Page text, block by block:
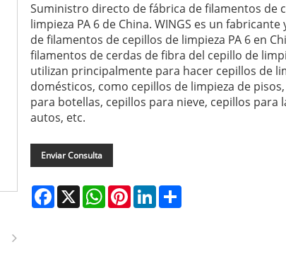
Suministro directo de fábrica de filamentos de
limpieza PA 6 de China. WINGS es un
de filamentos de cepillos de limpieza PA 6 en
filamentos de cerdas de fibra del cepillo de
utilizan principalmente para hacer cepillos de
domésticos, como cepillos de limpieza de
para botellas, cepillos para nieve, cepillos para
autos, etc.
Enviar Consulta
Facebook
X WhatsAppPinterestLinkedInShare